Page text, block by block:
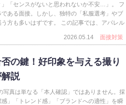
」「センスがないと思われないか不安…」。 フ
ある面接。しかし、独特の「私服選考」やブ
方も多いはずです。 この記事では、アパレル
2026.05.14
面接対策
の鍵！好印象を与える撮り
説
真は単なる「本人確認」ではありません。採
」「トレンド感」「ブランドへの適性」を瞬